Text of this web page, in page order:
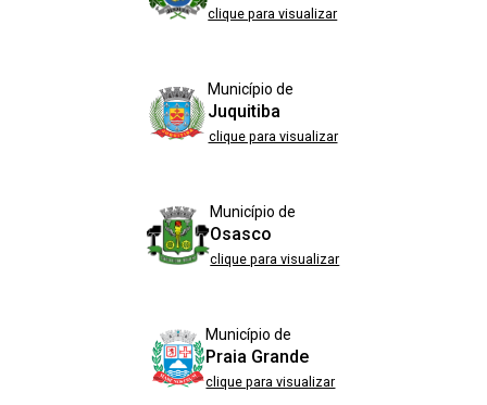
clique para visualizar
Município de
Juquitiba
clique para visualizar
Município de
Osasco
clique para visualizar
Município de
Praia Grande
clique para visualizar